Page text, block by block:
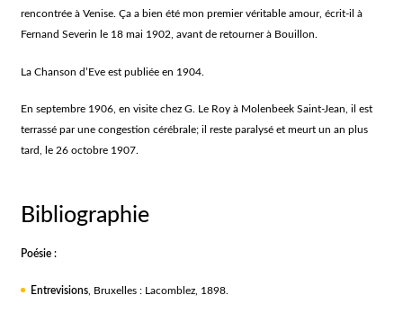
rencontrée à Venise. Ça a bien été mon premier véritable amour, écrit-il à
Fernand Severin le 18 mai 1902, avant de retourner à Bouillon.
La Chanson d’Eve est publiée en 1904.
En septembre 1906, en visite chez G. Le Roy à Molenbeek Saint-Jean, il est
terrassé par une congestion cérébrale; il reste paralysé et meurt un an plus
tard, le 26 octobre 1907.
Bibliographie
Poésie :
Entrevisions, Bruxelles : Lacomblez, 1898.